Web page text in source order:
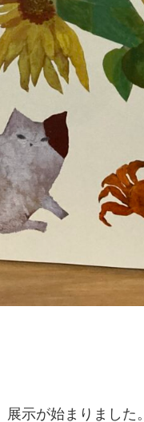
示が始まりました。